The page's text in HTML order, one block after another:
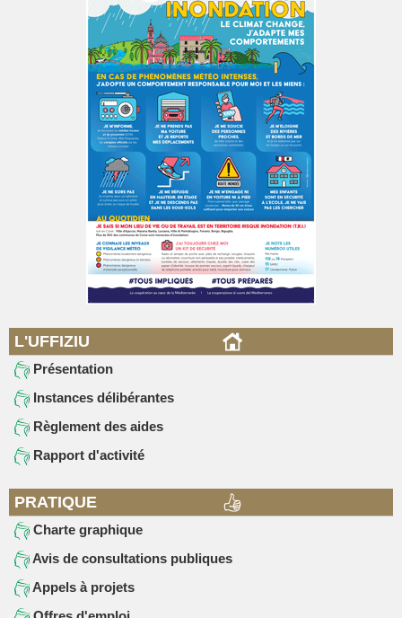
L'UFFIZIU
Présentation
Instances délibérantes
Règlement des aides
Rapport d'activité
PRATIQUE
Charte graphique
Avis de consultations publiques
Appels à projets